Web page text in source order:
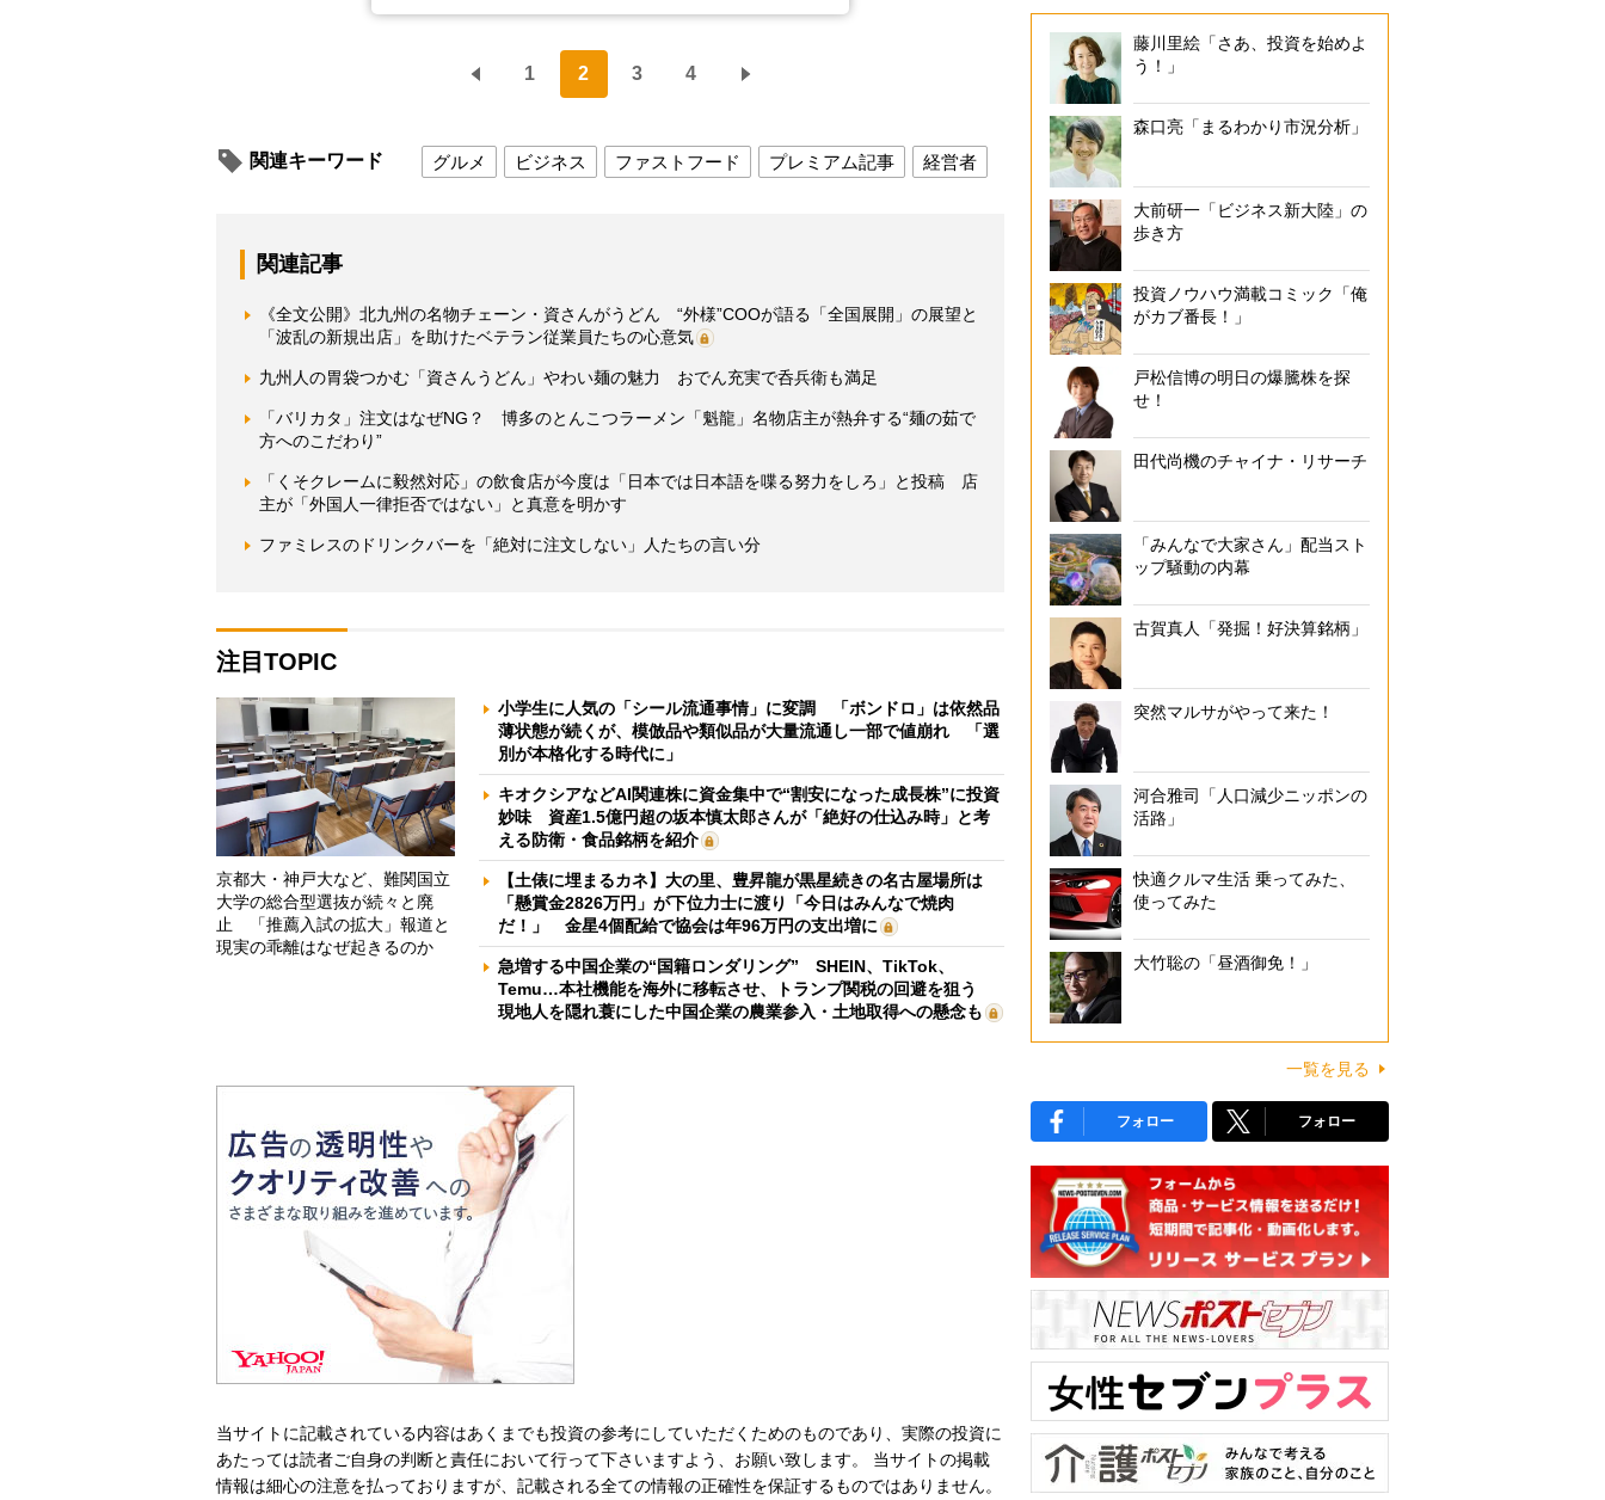
1 2 3 4
関連キーワード グルメ ビジネス ファストフード プレミアム記事 経営者
関連記事
《全文公開》北九州の名物チェーン・資さんがうどん “外様”COOが語る「全国展開」の展望と
「波乱の新規出店」を助けたベテラン従業員たちの心意気
九州人の胃袋つかむ「資さんうどん」やわい麺の魅力 おでん充実で呑兵衛も満足
「バリカタ」注文はなぜNG？ 博多のとんこつラーメン「魁龍」名物店主が熱弁する“麺の茹で
方へのこだわり”
「くそクレームに毅然対応」の飲食店が今度は「日本では日本語を喋る努力をしろ」と投稿 店
主が「外国人一律拒否ではない」と真意を明かす
ファミレスのドリンクバーを「絶対に注文しない」人たちの言い分
注目TOPIC
京都大・神戸大など、難関国立
大学の総合型選抜が続々と廃
止 「推薦入試の拡大」報道と
現実の乖離はなぜ起きるのか
小学生に人気の「シール流通事情」に変調 「ボンドロ」は依然品
薄状態が続くが、模倣品や類似品が大量流通し一部で値崩れ 「選
別が本格化する時代に」
キオクシアなどAI関連株に資金集中で“割安になった成長株”に投資
妙味 資産1.5億円超の坂本慎太郎さんが「絶好の仕込み時」と考
える防衛・食品銘柄を紹介
【土俵に埋まるカネ】大の里、豊昇龍が黒星続きの名古屋場所は
「懸賞金2826万円」が下位力士に渡り「今日はみんなで焼肉
だ！」 金星4個配給で協会は年96万円の支出増に
急増する中国企業の“国籍ロンダリング” SHEIN、TikTok、
Temu…本社機能を海外に移転させ、トランプ関税の回避を狙う
現地人を隠れ蓑にした中国企業の農業参入・土地取得への懸念も
当サイトに記載されている内容はあくまでも投資の参考にしていただくためのものであり、実際の投資に
あたっては読者ご自身の判断と責任において行って下さいますよう、お願い致します。 当サイトの掲載
情報は細心の注意を払っておりますが、記載される全ての情報の正確性を保証するものではありません。
藤川里絵「さあ、投資を始めよ
う！」
森口亮「まるわかり市況分析」
大前研一「ビジネス新大陸」の
歩き方
投資ノウハウ満載コミック「俺
がカブ番長！」
戸松信博の明日の爆騰株を探
せ！
田代尚機のチャイナ・リサーチ
「みんなで大家さん」配当スト
ップ騒動の内幕
古賀真人「発掘！好決算銘柄」
突然マルサがやって来た！
河合雅司「人口減少ニッポンの
活路」
快適クルマ生活 乗ってみた、
使ってみた
大竹聡の「昼酒御免！」
一覧を見る
フォロー フォロー